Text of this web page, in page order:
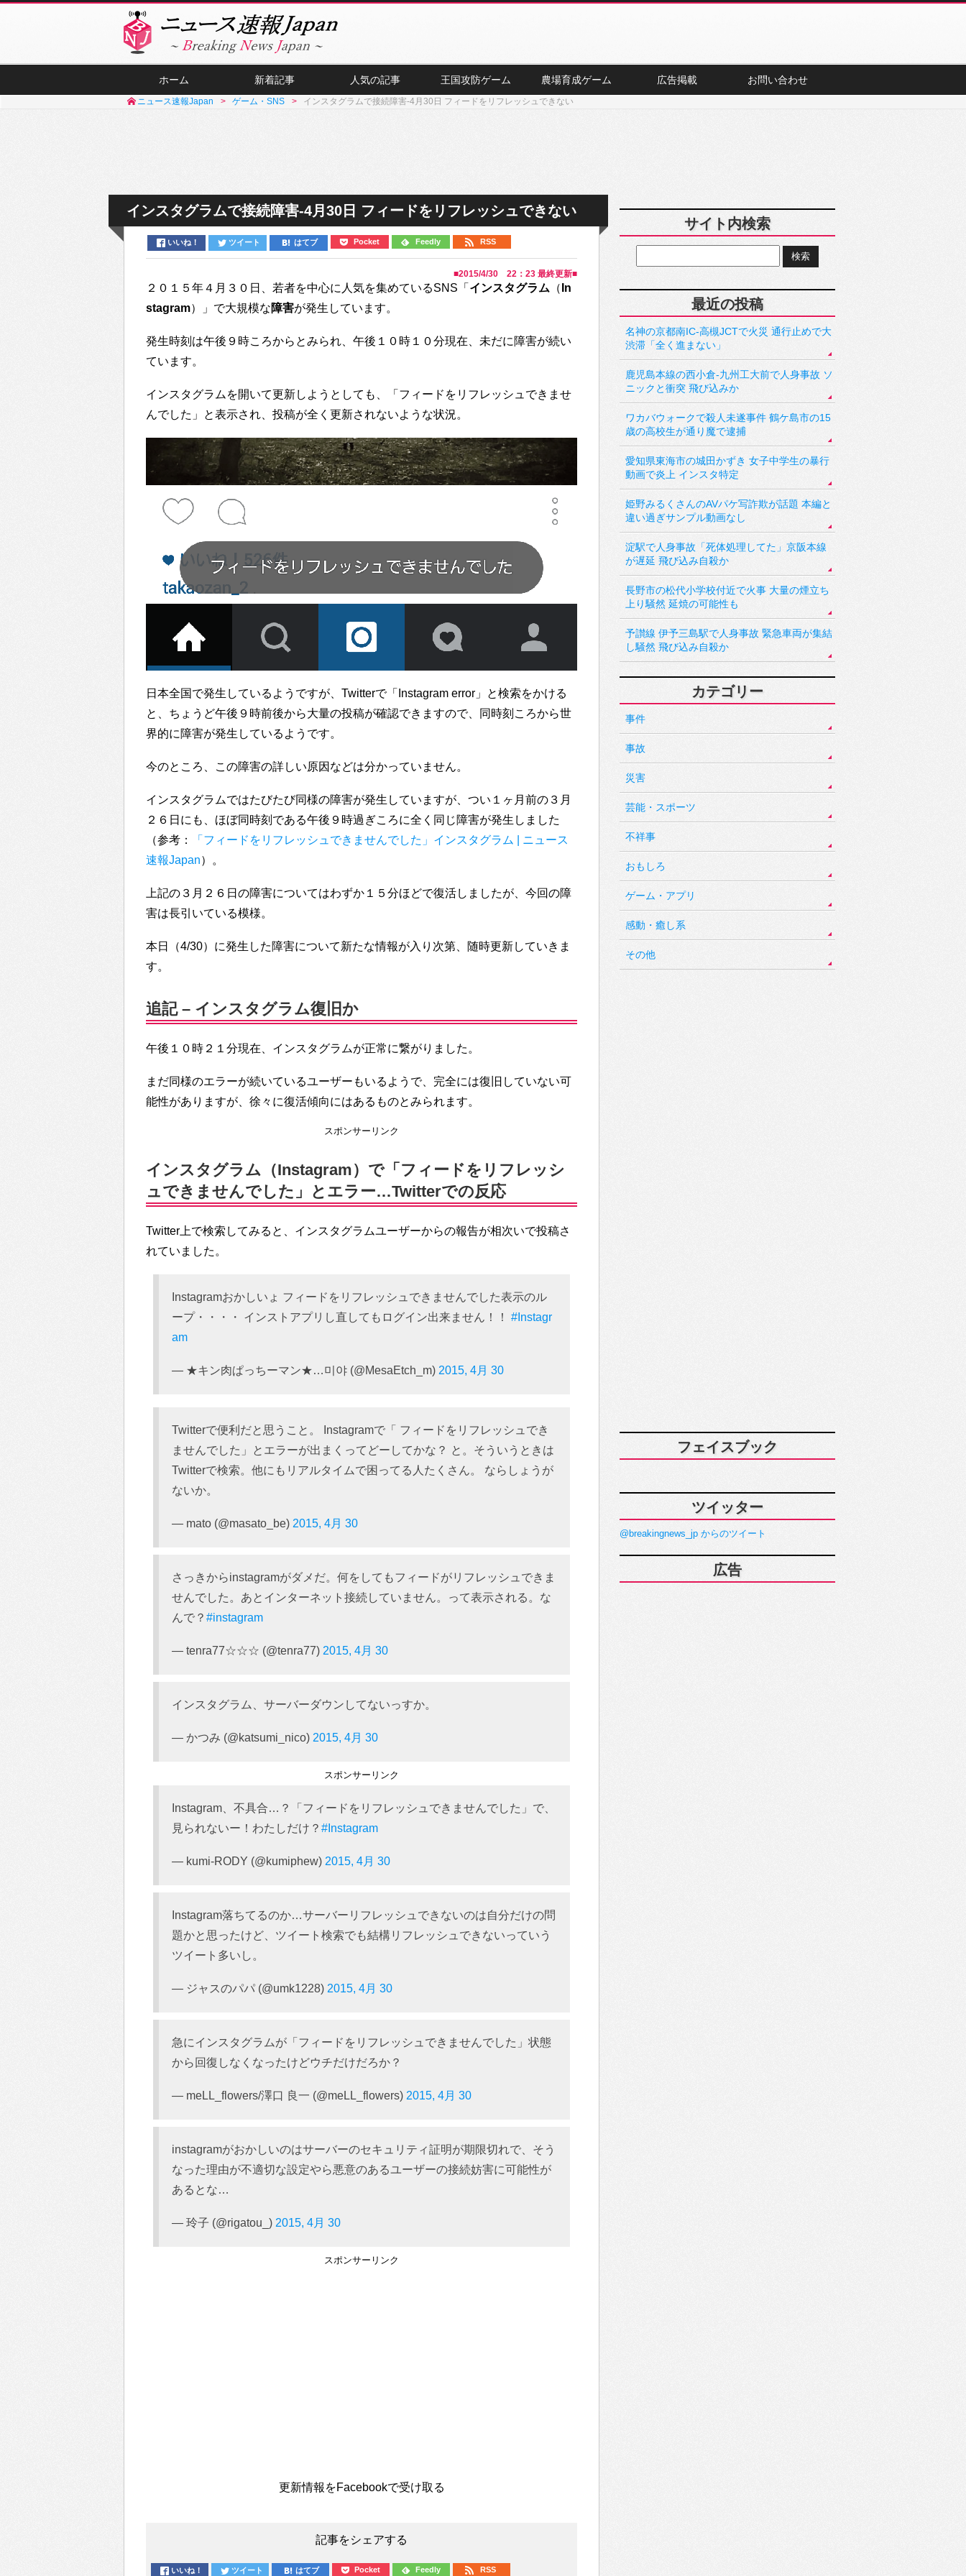
ホーム 新着記事 人気の記事 王国攻防ゲーム 農場育成ゲーム 広告掲載 お問い合わせ
ニュース速報Japan ゲーム・SNS インスタグラムで接続障害-4月30日 フィードをリフレッシュできない
インスタグラムで接続障害-4月30日 フィードをリフレッシュできない
いいね！ ツイート はてブ Pocket Feedly RSS
■2015/4/30 22：23 最終更新■
２０１５年４月３０日、若者を中心に人気を集めているSNS「 インスタグラム （ In
stagram）」で大規模な障害が発生しています。
発生時刻は午後９時ころからとみられ、午後１０時１０分現在、未だに障害が続い
ています。
インスタグラムを開いて更新しようとしても、「フィードをリフレッシュできませ
んでした」と表示され、投稿が全く更新されないような状況。
日本全国で発生しているようですが、Twitterで「Instagram error」と検索をかける
と、ちょうど午後９時前後から大量の投稿が確認できますので、同時刻ころから世
界的に障害が発生しているようです。
今のところ、この障害の詳しい原因などは分かっていません。
インスタグラムではたびたび同様の障害が発生していますが、つい１ヶ月前の３月
２６日にも、ほぼ同時刻である午後９時過ぎころに全く同じ障害が発生しました
（参考：
「フィードをリフレッシュできませんでした」インスタグラム | ニュース
速報Japan）。
上記の３月２６日の障害についてはわずか１５分ほどで復活しましたが、今回の障
害は長引いている模様。
本日（4/30）に発生した障害について新たな情報が入り次第、随時更新していきま
す。
追記 – インスタグラム復旧か
午後１０時２１分現在、インスタグラムが正常に繋がりました。
まだ同様のエラーが続いているユーザーもいるようで、完全には復旧していない可
能性がありますが、徐々に復活傾向にはあるものとみられます。
スポンサーリンク
インスタグラム（Instagram）で「フィードをリフレッシ
ュできませんでした」とエラー…Twitterでの反応
Twitter上で検索してみると、インスタグラムユーザーからの報告が相次いで投稿さ
れていました。
Instagramおかしいょ フィードをリフレッシュできませんでした表示のル
ープ・・・・ インストアプリし直してもログイン出来ません！！ #Instagr
am
— ★キン肉ぱっちーマン★…미야 (@MesaEtch_m) 2015, 4月 30
Twitterで便利だと思うこと。 Instagramで「 フィードをリフレッシュでき
ませんでした」とエラーが出まくってどーしてかな？ と。そういうときは
Twitterで検索。他にもリアルタイムで困ってる人たくさん。 ならしょうが
ないか。
— mato (@masato_be) 2015, 4月 30
さっきからinstagramがダメだ。何をしてもフィードがリフレッシュできま
せんでした。あとインターネット接続していません。って表示される。な
んで？ #instagram
— tenra77☆☆☆ (@tenra77) 2015, 4月 30
インスタグラム、サーバーダウンしてないっすか。
— かつみ (@katsumi_nico) 2015, 4月 30
スポンサーリンク
Instagram、不具合…？「フィードをリフレッシュできませんでした」で、
見られないー！わたしだけ？ #Instagram
— kumi-RODY (@kumiphew) 2015, 4月 30
Instagram落ちてるのか…サーバーリフレッシュできないのは自分だけの問
題かと思ったけど、ツイート検索でも結構リフレッシュできないっていう
ツイート多いし。
— ジャスのパパ (@umk1228) 2015, 4月 30
急にインスタグラムが「フィードをリフレッシュできませんでした」状態
から回復しなくなったけどウチだけだろか？
— meLL_flowers/澤口 良一 (@meLL_flowers) 2015, 4月 30
instagramがおかしいのはサーバーのセキュリティ証明が期限切れで、そう
なった理由が不適切な設定やら悪意のあるユーザーの接続妨害に可能性が
あるとな…
— 玲子 (@rigatou_) 2015, 4月 30
スポンサーリンク
更新情報をFacebookで受け取る
記事をシェアする
いいね！ ツイート はてブ Pocket Feedly RSS
サイト内検索
最近の投稿
名神の京都南IC-高槻JCTで火災 通行止めで大
渋滞「全く進まない」
鹿児島本線の西小倉-九州工大前で人身事故 ソ
ニックと衝突 飛び込みか
ワカバウォークで殺人未遂事件 鶴ケ島市の15
歳の高校生が通り魔で逮捕
愛知県東海市の城田かずき 女子中学生の暴行
動画で炎上 インスタ特定
姫野みるくさんのAVパケ写詐欺が話題 本編と
違い過ぎサンプル動画なし
淀駅で人身事故「死体処理してた」京阪本線
が遅延 飛び込み自殺か
長野市の松代小学校付近で火事 大量の煙立ち
上り騒然 延焼の可能性も
予讃線 伊予三島駅で人身事故 緊急車両が集結
し騒然 飛び込み自殺か
カテゴリー
事件
事故
災害
芸能・スポーツ
不祥事
おもしろ
ゲーム・アプリ
感動・癒し系
その他
フェイスブック
ツイッター
@breakingnews_jp からのツイート
広告